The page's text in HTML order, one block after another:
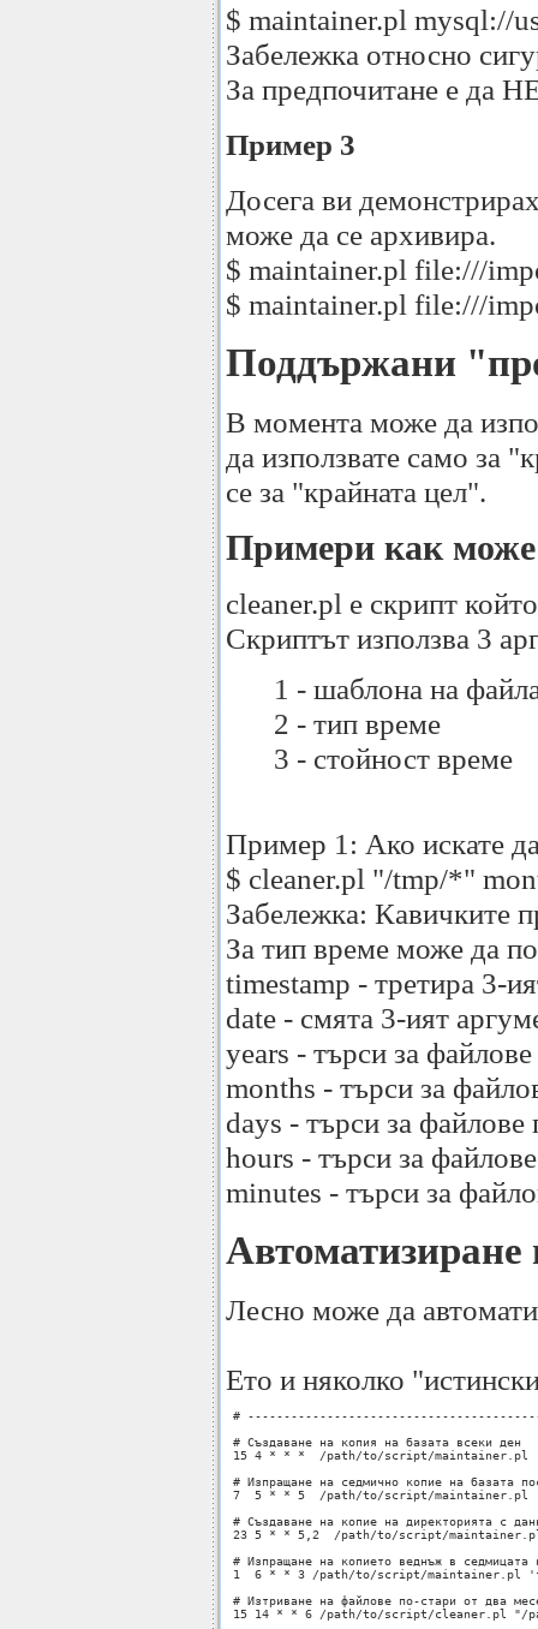
$ maintainer.pl mysql://
Забележка относно
За предпочитане е да
Пример 3
Досега ви
може да се архивира.
$ maintainer.pl file:///
$ maintainer.pl file:///
Поддържани
В момента може да
да използвате само за
се за "крайната цел".
Примери как може
cleaner.pl е скрипт
Скриптът използва 3
1 - шаблона на
2 - тип време
3 - стойност време
Пример 1: Ако искате
$ cleaner.pl "/tmp/*"
Забележка:
За тип време може да
timestamp - третира 3-
date - смята 3-ият
years - търси за
months - търси за
days - търси за
hours - търси за
minutes - търси за
Автоматизиране
Лесно може да
Ето и няколко
#
# Създаване на копия на базата всеки ден
15 4 * * *  /path/to/script/maintainer.pl
# Изпращане на седмично копие на базата
7  5 * * 5  /path/to/script/maintainer.pl
# Създаване на копие на директорията с
23 5 * * 5,2  /path/to/script/
# Изпращане на копието веднъж в седмицата
1  6 * * 3 /path/to/script/maintainer.pl
# Изтриване на файлове по-стари от два
15 14 * * 6 /path/to/script/cleaner.pl "/